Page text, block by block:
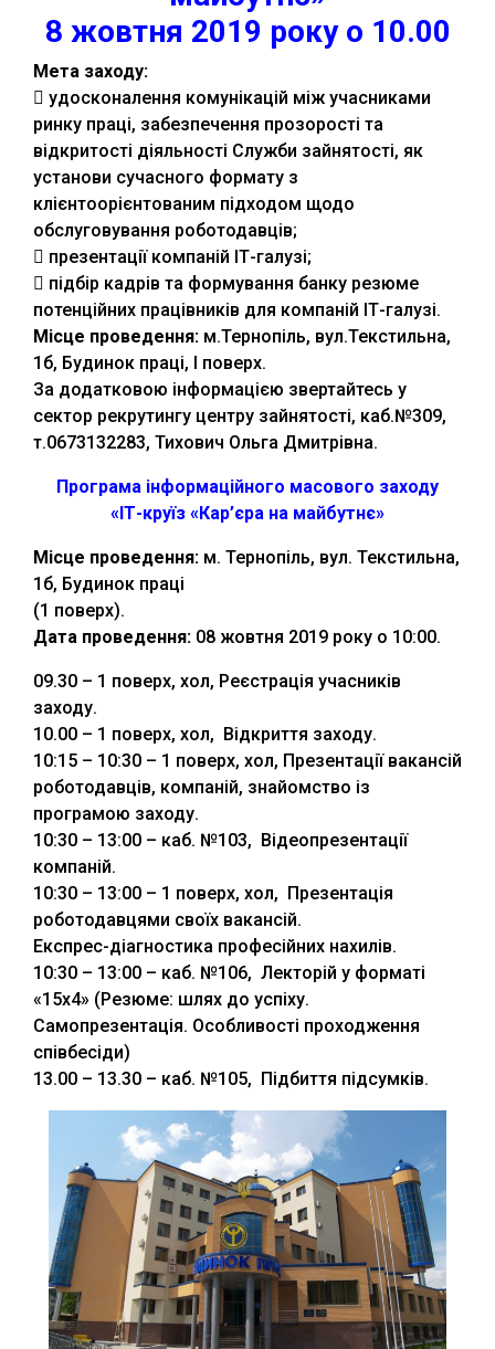
8 жовтня 2019 року о 10.00
Мета заходу:
 удосконалення комунікацій між учасниками
ринку праці, забезпечення прозорості та
відкритості діяльності Служби зайнятості, як
установи сучасного формату з
клієнтоорієнтованим підходом щодо
обслуговування роботодавців;
 презентації компаній ІТ-галузі;
 підбір кадрів та формування банку резюме
потенційних працівників для компаній ІТ-галузі.
Місце проведення: м.Тернопіль, вул.Текстильна,
1б, Будинок праці, І поверх.
За додатковою інформацією звертайтесь у
сектор рекрутингу центру зайнятості, каб.№309,
т.0673132283, Тихович Ольга Дмитрівна.
Програма інформаційного масового заходу
«ІТ-круїз «Кар’єра на майбутнє»
Місце проведення: м. Тернопіль, вул. Текстильна,
1б, Будинок праці
(1 поверх).
Дата проведення: 08 жовтня 2019 року о 10:00.
09.30 – 1 поверх, хол, Реєстрація учасників
заходу.
10.00 – 1 поверх, хол, Відкриття заходу.
10:15 – 10:30 – 1 поверх, хол, Презентації вакансій
роботодавців, компаній, знайомство із
програмою заходу.
10:30 – 13:00 – каб. №103, Відеопрезентації
компаній.
10:30 – 13:00 – 1 поверх, хол, Презентація
роботодавцями своїх вакансій.
Експрес-діагностика професійних нахилів.
10:30 – 13:00 – каб. №106, Лекторій у форматі
«15х4» (Резюме: шлях до успіху.
Самопрезентація. Особливості проходження
співбесіди)
13.00 – 13.30 – каб. №105, Підбиття підсумків.